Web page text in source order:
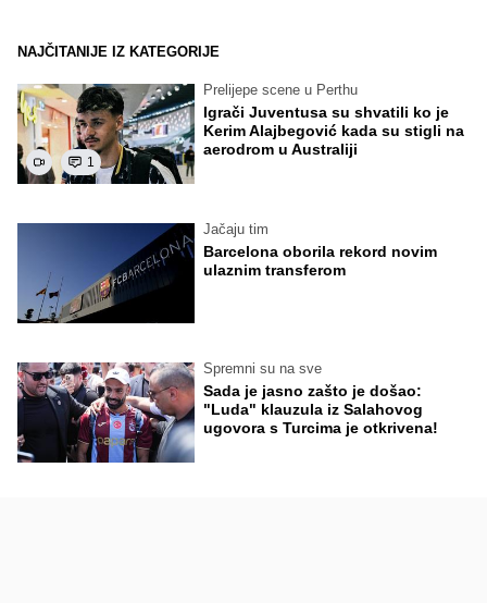
NAJČITANIJE IZ KATEGORIJE
1
Prelijepe scene u Perthu
Igrači Juventusa su shvatili ko je
Kerim Alajbegović kada su stigli na
aerodrom u Australiji
Jačaju tim
Barcelona oborila rekord novim
ulaznim transferom
Spremni su na sve
Sada je jasno zašto je došao:
"Luda" klauzula iz Salahovog
ugovora s Turcima je otkrivena!